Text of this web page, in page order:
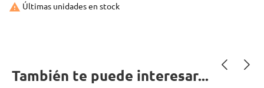
 Últimas unidades en stock
También te puede interesar...